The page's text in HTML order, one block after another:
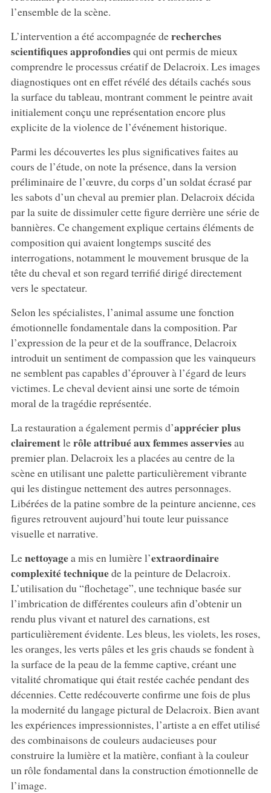
l’ensemble de la scène.
L’intervention a été accompagnée derecherches
scientifiques approfondiesqui ont permis de mieux
comprendre le processus créatif de Delacroix. Les images
diagnostiques ont en effet révélé des détails cachés sous
la surface du tableau, montrant comment le peintre avait
initialement conçu une représentation encore plus
explicite de la violence de l’événement historique.
Parmi les découvertes les plus significatives faites au
cours de l’étude, on note la présence, dans la version
préliminaire de l’œuvre, du corps d’un soldat écrasé par
les sabots d’un cheval au premier plan. Delacroix décida
par la suite de dissimuler cette figure derrière une série de
bannières. Ce changement explique certains éléments de
composition qui avaient longtemps suscité des
interrogations, notamment le mouvement brusque de la
tête du cheval et son regard terrifié dirigé directement
vers le spectateur.
Selon les spécialistes, l’animal assume une fonction
émotionnelle fondamentale dans la composition. Par
l’expression de la peur et de la souffrance, Delacroix
introduit un sentiment de compassion que les vainqueurs
ne semblent pas capables d’éprouver à l’égard de leurs
victimes. Le cheval devient ainsi une sorte de témoin
moral de la tragédie représentée.
La restauration a également permis d’apprécier plus
clairementlerôle attribué aux femmes asserviesau
premier plan. Delacroix les a placées au centre de la
scène en utilisant une palette particulièrement vibrante
qui les distingue nettement des autres personnages.
Libérées de la patine sombre de la peinture ancienne, ces
figures retrouvent aujourd’hui toute leur puissance
visuelle et narrative.
Lenettoyagea mis en lumière l’extraordinaire
complexité techniquede la peinture de Delacroix.
L’utilisation du “flochetage”, une technique basée sur
l’imbrication de différentes couleurs afin d’obtenir un
rendu plus vivant et naturel des carnations, est
particulièrement évidente. Les bleus, les violets, les roses,
les oranges, les verts pâles et les gris chauds se fondent à
la surface de la peau de la femme captive, créant une
vitalité chromatique qui était restée cachée pendant des
décennies. Cette redécouverte confirme une fois de plus
la modernité du langage pictural de Delacroix. Bien avant
les expériences impressionnistes, l’artiste a en effet utilisé
des combinaisons de couleurs audacieuses pour
construire la lumière et la matière, confiant à la couleur
un rôle fondamental dans la construction émotionnelle de
l’image.